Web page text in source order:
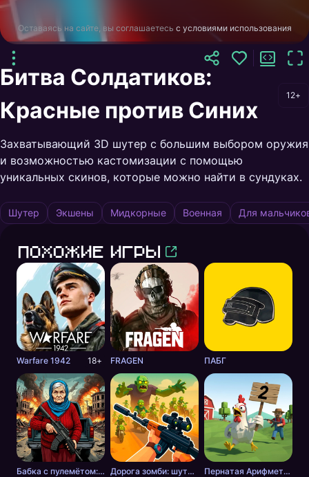
Оставаясь на сайте, вы соглашаетесь с условиями использования
Битва Солдатиков:
Красные против Синих
12+
Захватывающий 3D шутер с большим выбором оружия
и возможностью кастомизации с помощью
уникальных скинов, которые можно найти в сундуках.
Шутер Экшены Мидкорные Военная Для
Похожие игры
Warfare 1942 18+ FRAGEN ПАБГ
Бабка с пулемётом: Апокалипсис Дорога зомби: шутер с разрушениями Пернатая Арифметика